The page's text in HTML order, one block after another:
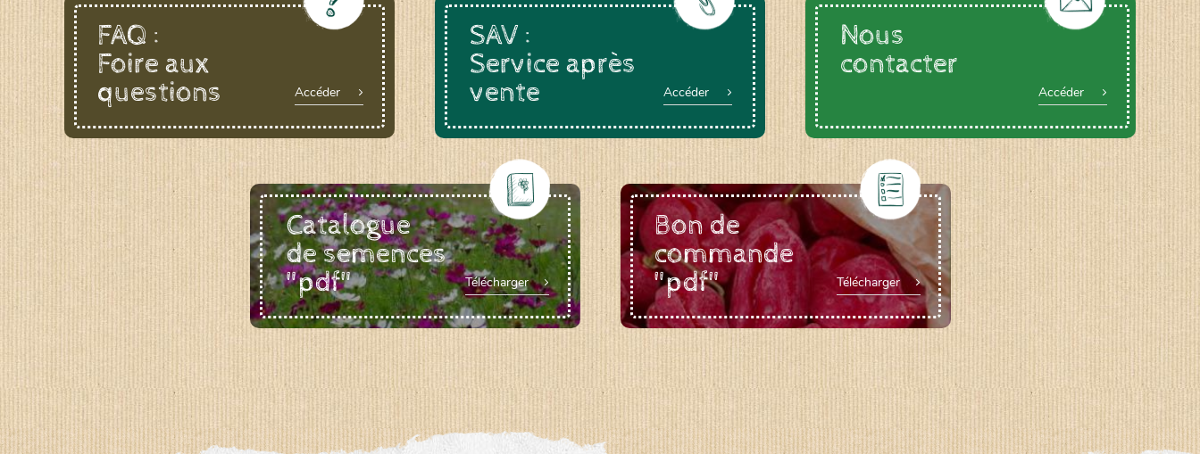
LE BIAU GERME (LBG)
SATIVA RHEINAU (SAD)
www.sativa-rheinau.ch
SEMAILLES (SEM)
www.semaille.com
FAQ :
Foire aux
questions
Accéder
SAV :
Service après
vente
Accéder
Nous
contacter
Accéder
Catalogue
de semences
"pdf"
Télécharger
Bon de
commande
"pdf"
Télécharger